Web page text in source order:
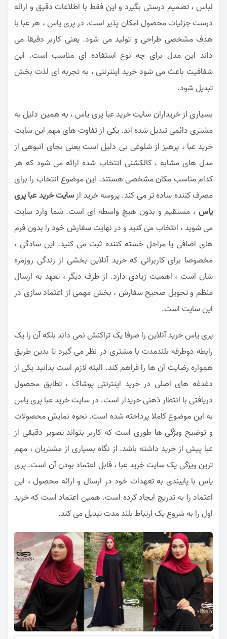
لباس ، تصمیم درستی بگیرد و این فقط با اطلاعات دقیق و ارائه
درست جزئیات محصول امکان پذیر است. در پری یاس ، هر عبا با
هدف مشخصی طراحی و تولید می شود. یعنی کاربر دقیقا می
داند این مدل برای چه نوع استفاده ای مناسب است. این
شفافیت باعث می شود خرید اینترنتی ، به تجربه ای لذت بخش
تبدیل شود.
بسیاری از خریداران سایت خرید عبا پری یاس ، به همین دلیل به
مشتری دائمی تبدیل شده اند. یکی از تفاوت های مهم این سایت
خرید عبا ، پرهیز از شلوغی بی دلیل است یعنی بجای انبوهی از
مدل های مشابه ، کالکشنی انتخاب شده ارائه می شود که هر
کدام مناسب مکان مشخصی هستند. این موضوع انتخاب را برای
مصرف کننده ساده تر می کند. پروسه خرید ازسایت خرید عبا پری
یاس ، مستقیم و بدون هیچ واسطه ای است. شما وارد سایت
می شوید ، انتخاب می کنید و در نهایت سفارش خود را بدون فرم
های اضافی یا مراحل خسته کننده ثبت می کنید. این سادگی ،
مخصوصا برای کاربرانی که خرید آنلاین بخشی از زندگی روزمره
شان است ، اهمیت زیادی دارد. از طرف دیگر ، تعهد به ارسال
منظم و تحویل صحیح سفارش ، بخش مهمی از اعتماد سازی در
این سایت است.
پری یاس خرید آنلاین را صرفا یک تراکنش نمی داند بلکه آن را یک
رابطه دوطرفه بلندمدت با مشتری در نظر می گیرد تا بدین طریق
همواره رضایت آن ها را فراهم کند. البته لازم است بدانید یکی از
دغدغه های اصلی در خرید اینترنتی پوشاک ، تطابق محصول
دریافتی با انتظار ذهنی خریدار است. در سایت خرید عبا پری یاس
به این موضوع کاملا پرداخته شده است. نحوه نمایش محصولات
و توضیح ویژگی ها طوری است که کاربر بتواند تصویر دقیقی از
عبا پیش از خرید داشته باشد. از نگاه بسیاری از مشتریان ، مهم
ترین ویژگی یک سایت خرید عبا ، قابل اعتماد بودن آن است. پری
یاس با پایبندی به تعهدات خود در ارسال و ارائه محصول ، این
اعتماد را به تدریج ایجاد کرده است. همین اعتماد است که خرید
اول را به شروع یک ارتباط بلند مدت تبدیل می کند.